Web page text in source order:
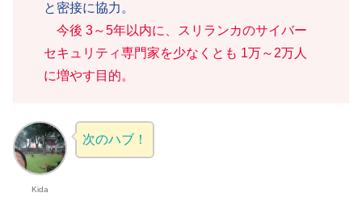
と密接に協力。
今後 3～5年以内に、スリランカのサイバー
セキュリティ専門家を少なくとも 1万～2万人
に増やす目的。
Kida
次のハブ！